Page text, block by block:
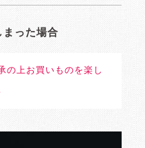
った場合
の上お買いものを楽し